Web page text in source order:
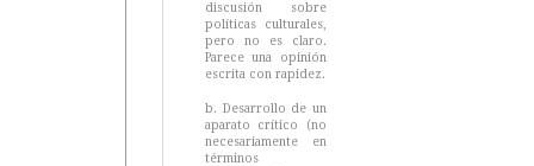
discusión sobre
políticas culturales,
pero no es claro.
Parece una opinión
escrita con rapidez.
b. Desarrollo de un
aparato crítico (no
necesariamente en
términos